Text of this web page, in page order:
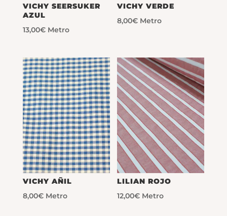
VICHY SEERSUKER
AZUL
13,00€ Metro
VICHY VERDE
8,00€ Metro
VICHY AÑIL
8,00€ Metro
LILIAN ROJO
12,00€ Metro